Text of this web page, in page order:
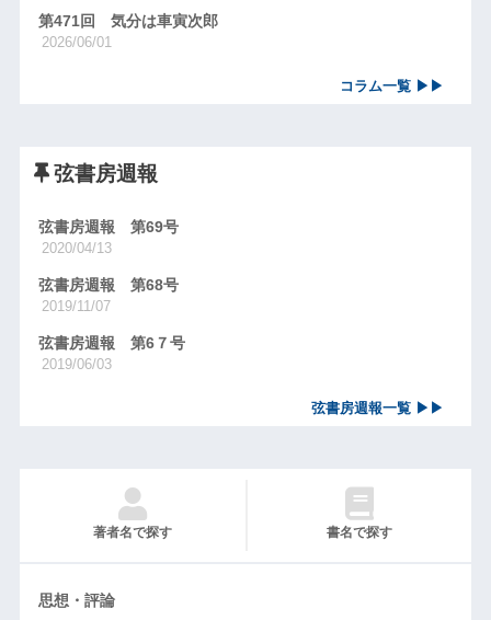
第471回 気分は車寅次郎
2026/06/01
コラム一覧 ▶▶
弦書房週報
弦書房週報 第69号
2020/04/13
弦書房週報 第68号
2019/11/07
弦書房週報 第6７号
2019/06/03
弦書房週報一覧 ▶▶
著者名で探す 書名で探す
思想・評論